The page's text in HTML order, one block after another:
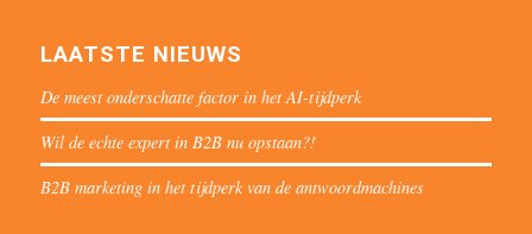
LAATSTE NIEUWS
De meest onderschatte factor in het AI-tijdperk
Wil de echte expert in B2B nu opstaan?!
B2B marketing in het tijdperk van de antwoordmachines